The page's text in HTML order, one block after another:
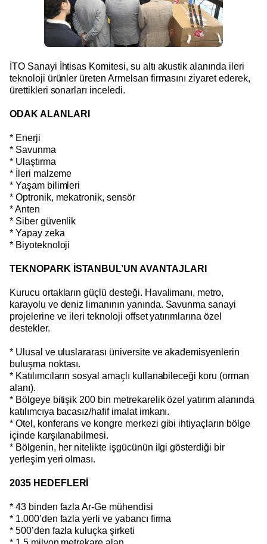
İTO Sanayi İhtisas Komitesi, su altı akustik alanında ileri
teknoloji ürünler üreten Armelsan firmasını ziyaret ederek,
ürettikleri sonarları inceledi.
ODAK ALANLARI
* Enerji
* Savunma
* Ulaştırma
* İleri malzeme
* Yaşam bilimleri
* Optronik, mekatronik, sensör
* Anten
* Siber güvenlik
* Yapay zeka
* Biyoteknoloji
TEKNOPARK İSTANBUL’UN AVANTAJLARI
Kurucu ortakların güçlü desteği. Havalimanı, metro,
karayolu ve deniz limanının yanında. Savunma sanayi
projelerine ve ileri teknoloji offset yatırımlarına özel
destekler.
* Ulusal ve uluslararası üniversite ve akademisyenlerin
buluşma noktası.
* Katılımcıların sosyal amaçlı kullanabileceği koru (orman
alanı).
* Bölgeye bitişik 200 bin metrekarelik özel yatırım alanında
katılımcıya bacasız/hafif imalat imkanı.
* Otel, konferans ve kongre merkezi gibi ihtiyaçların bölge
içinde karşılanabilmesi.
* Bölgenin, her nitelikte işgücünün ilgi gösterdiği bir
yerleşim yeri olması.
2035 HEDEFLERİ
* 43 binden fazla Ar-Ge mühendisi
* 1.000’den fazla yerli ve yabancı firma
* 500’den fazla kuluçka şirketi